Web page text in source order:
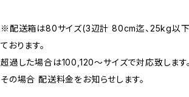
※配送箱は80サイズ(3辺計 80cm迄、25kg以下
ております。
超過した場合は100,120〜サイズで対応致します。
その場合 配送料金をお知らせします。